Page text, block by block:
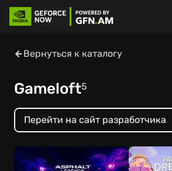
Вернуться к каталогу
Gameloft5
Перейти на сайт разработчика